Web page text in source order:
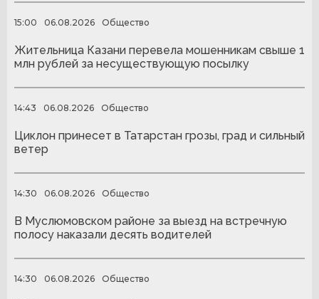
15:00 06.08.2026 Общество
Жительница Казани перевела мошенникам свыше 1
млн рублей за несуществующую посылку
14:43 06.08.2026 Общество
Циклон принесет в Татарстан грозы, град и сильный
ветер
14:30 06.08.2026 Общество
В Муслюмовском районе за выезд на встречную
полосу наказали десять водителей
14:30 06.08.2026 Общество